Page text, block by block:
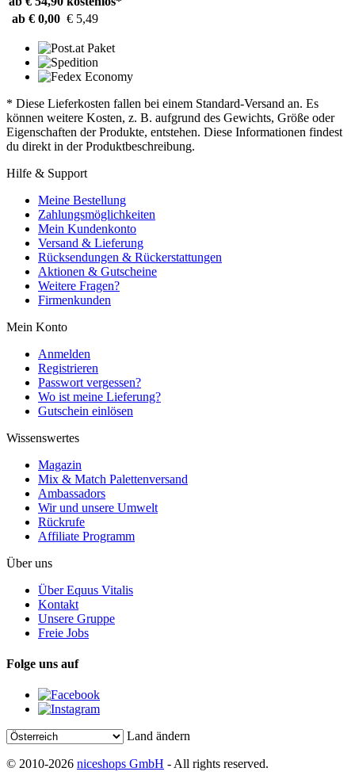
ab € 0,00 € 5,49
* Diese Lieferkosten fallen bei einem Standard-Versand an. Es
können weitere Kosten, z. B. aufgrund des Gewichts, Größe oder
Eigenschaften der Produkte, entstehen. Diese Informationen findest
du direkt in der Produktbeschreibung.
Hilfe & Support
Meine Bestellung
Zahlungsmöglichkeiten
Mein Kundenkonto
Versand & Lieferung
Rücksendungen & Rückerstattungen
Aktionen & Gutscheine
Weitere Fragen?
Firmenkunden
Mein Konto
Anmelden
Registrieren
Passwort vergessen?
Wo ist meine Lieferung?
Gutschein einlösen
Wissenswertes
Magazin
Mix & Match Palettenversand
Ambassadors
Wir und unsere Umwelt
Rückrufe
Affiliate Programm
Über uns
Über Equus Vitalis
Kontakt
Unsere Gruppe
Freie Jobs
Folge uns auf
Land ändern
© 2010-2026 niceshops GmbH - All rights reserved.